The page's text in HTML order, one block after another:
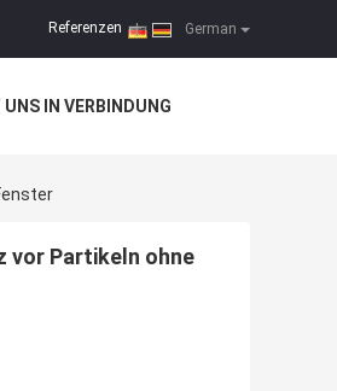
German
Referenzen |
IN VERBINDUNG
vor Partikeln ohne